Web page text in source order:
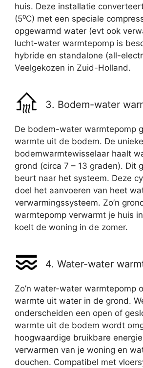
huis. Deze installatie
(5⁰C) met een speciale
opgewarmd water (evt ook
lucht-water warmtepomp is
hybride en standalone (all-
Veelgekozen in Zuid-Holland.
3. Bodem-water
De bodem-water warmtepomp
warmte uit de bodem. De unieke
bodemwarmtewisselaar haalt
grond (circa 7 – 13 graden). Dit
beurt naar het systeem. Deze
doel het aanvoeren van heet
verwarmingssysteem. Zo’n
warmtepomp verwarmt je huis
koelt de woning in de zomer.
4. Water-water
Zo’n water-water warmtepomp
warmte uit water in de grond.
onderscheiden een open of
warmte uit de bodem wordt
hoogwaardige bruikbare
verwarmen van je woning en
douchen. Compatibel met